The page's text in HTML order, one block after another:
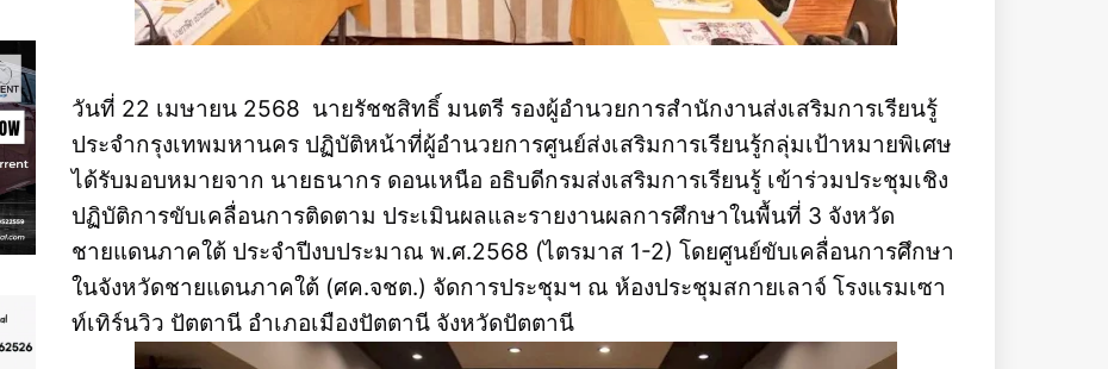
วันที่ 22 เมษายน 2568 นายรัชชสิทธิ์ มนตรี รองผู้อำนวยการสำนักงานส่งเสริมการเรียนรู้
ประจำกรุงเทพมหานคร ปฏิบัติหน้าที่ผู้อำนวยการศูนย์ส่งเสริมการเรียนรู้กลุ่มเป้าหมายพิเศษ
ได้รับมอบหมายจาก นายธนากร ดอนเหนือ อธิบดีกรมส่งเสริมการเรียนรู้ เข้าร่วมประชุมเชิง
ปฏิบัติการขับเคลื่อนการติดตาม ประเมินผลและรายงานผลการศึกษาในพื้นที่ 3 จังหวัด
ชายแดนภาคใต้ ประจำปีงบประมาณ พ.ศ.2568 (ไตรมาส 1-2) โดยศูนย์ขับเคลื่อนการศึกษา
ในจังหวัดชายแดนภาคใต้ (ศค.จชต.) จัดการประชุมฯ ณ ห้องประชุมสกายเลาจ์ โรงแรมเซา
ท์เทิร์นวิว ปัตตานี อำเภอเมืองปัตตานี จังหวัดปัตตานี